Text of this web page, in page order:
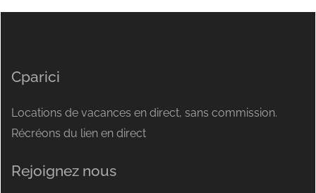
Cparici
Locations de vacances en direct, sans commission.
Récréons du lien en direct
Rejoignez nous